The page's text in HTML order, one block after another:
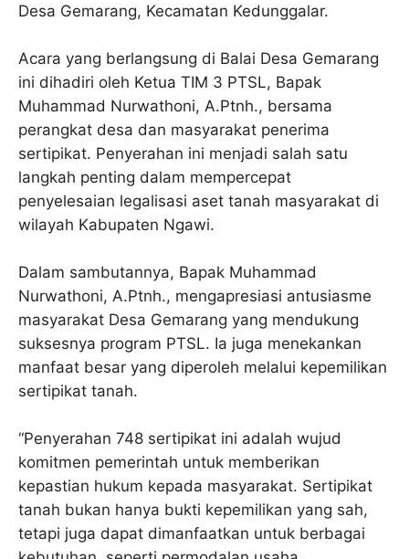
Desa Gemarang, Kecamatan Kedunggalar.
Acara yang berlangsung di Balai Desa Gemarang
ini dihadiri oleh Ketua TIM 3 PTSL, Bapak
Muhammad Nurwathoni, A.Ptnh., bersama
perangkat desa dan masyarakat penerima
sertipikat. Penyerahan ini menjadi salah satu
langkah penting dalam mempercepat
penyelesaian legalisasi aset tanah masyarakat di
wilayah Kabupaten Ngawi.
Dalam sambutannya, Bapak Muhammad
Nurwathoni, A.Ptnh., mengapresiasi antusiasme
masyarakat Desa Gemarang yang mendukung
suksesnya program PTSL. Ia juga menekankan
manfaat besar yang diperoleh melalui kepemilikan
sertipikat tanah.
“Penyerahan 748 sertipikat ini adalah wujud
komitmen pemerintah untuk memberikan
kepastian hukum kepada masyarakat. Sertipikat
tanah bukan hanya bukti kepemilikan yang sah,
tetapi juga dapat dimanfaatkan untuk berbagai